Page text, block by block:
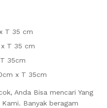
T 35 cm
T 35 cm
35cm
x T 35cm
Anda Bisa mencari Yang
Kami. Banyak beragam